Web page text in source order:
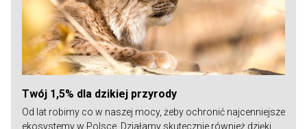
Twój 1,5% dla dzikiej przyrody
Od lat robimy co w naszej mocy, żeby ochronić najcenniejsze
ekosystemy w Polsce. Działamy skutecznie również dzięki